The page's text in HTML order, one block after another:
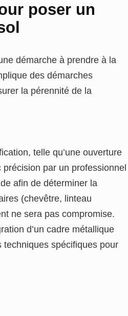
poser un
démarche à prendre à la
des démarches
la pérennité de la
telle qu’une ouverture
par un professionnel
afin de déterminer la
(chevêtre, linteau
ne sera pas compromise.
d’un cadre métallique
spécifiques pour